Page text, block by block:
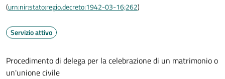
(urn:nir:stato:regio.decreto:1942-03-16;262)
Servizio attivo
Procedimento di delega per la celebrazione di un matrimonio o
un'unione civile